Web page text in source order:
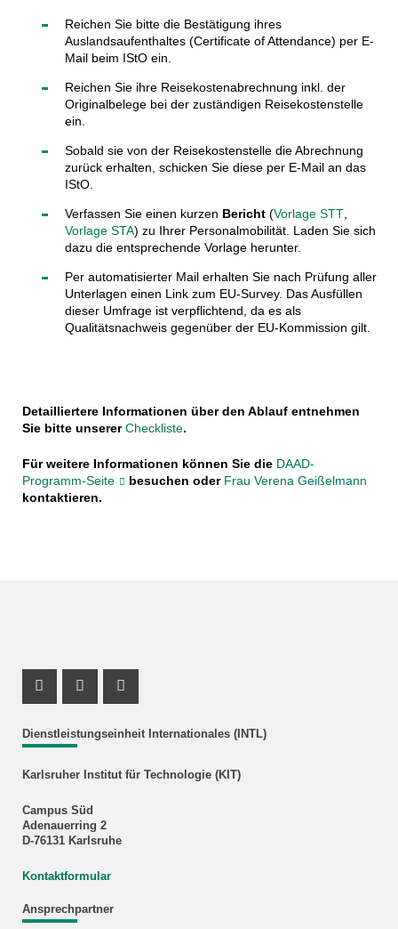
Reichen Sie bitte die Bestätigung ihres
Auslandsaufenthaltes (Certificate of Attendance) per E-
Mail beim IStO ein.
Reichen Sie ihre Reisekostenabrechnung inkl. der
Originalbelege bei der zuständigen Reisekostenstelle
ein.
Sobald sie von der Reisekostenstelle die Abrechnung
zurück erhalten, schicken Sie diese per E-Mailan das
IStO.
Verfassen Sie einen kurzen Bericht (Vorlage STT,
Vorlage STA) zu Ihrer Personalmobilität. Laden Sie sich
dazu die entsprechende Vorlage herunter.
Per automatisierter Mail erhalten Sie nach Prüfung aller
Unterlagen einen Link zum EU-Survey. Das Ausfüllen
dieser Umfrage ist verpflichtend, da es als
Qualitätsnachweis gegenüber der EU-Kommission gilt.
Detailliertere Informationen über den Ablauf entnehmen
Sie bitte unsererCheckliste.
Für weitere Informationen können Sie die DAAD-
Programm-Seite
besuchen oder Frau Verena Geißelmann
kontaktieren.
Dienstleistungseinheit Internationales (INTL)
Karlsruher Institut für Technologie (KIT)
Campus Süd
Adenauerring 2
D-76131 Karlsruhe
Kontaktformular
Ansprechpartner
Instagram Profil
Youtube Profil
Facebook Profil